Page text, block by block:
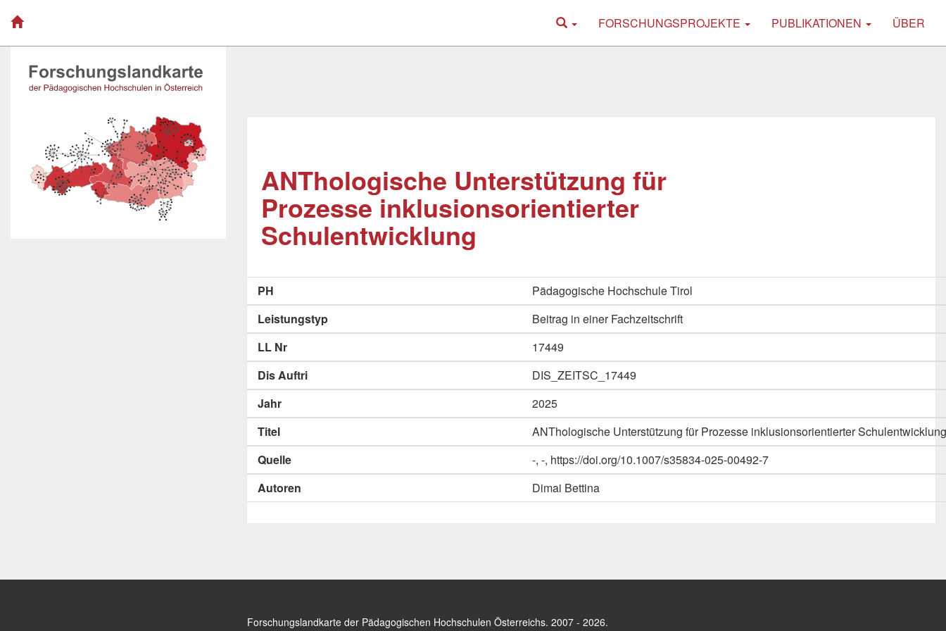
FORSCHUNGSPROJEKTE PUBLIKATIONEN ÜBER
ANThologische Unterstützung für
Prozesse inklusionsorientierter
Schulentwicklung
PH
Pädagogische Hochschule Tirol
Leistungstyp
Beitrag in einer Fachzeitschrift
LL Nr
17449
Dis Auftri
DIS_ZEITSC_17449
Jahr
2025
Titel
ANThologische Unterstützung für Prozesse inklusionsorientierter Schulentwicklung
Quelle
-, -, https://doi.org/10.1007/s35834-025-00492-7
Autoren
Dimai Bettina
Forschungslandkarte der Pädagogischen Hochschulen Österreichs. 2007 - 2026.